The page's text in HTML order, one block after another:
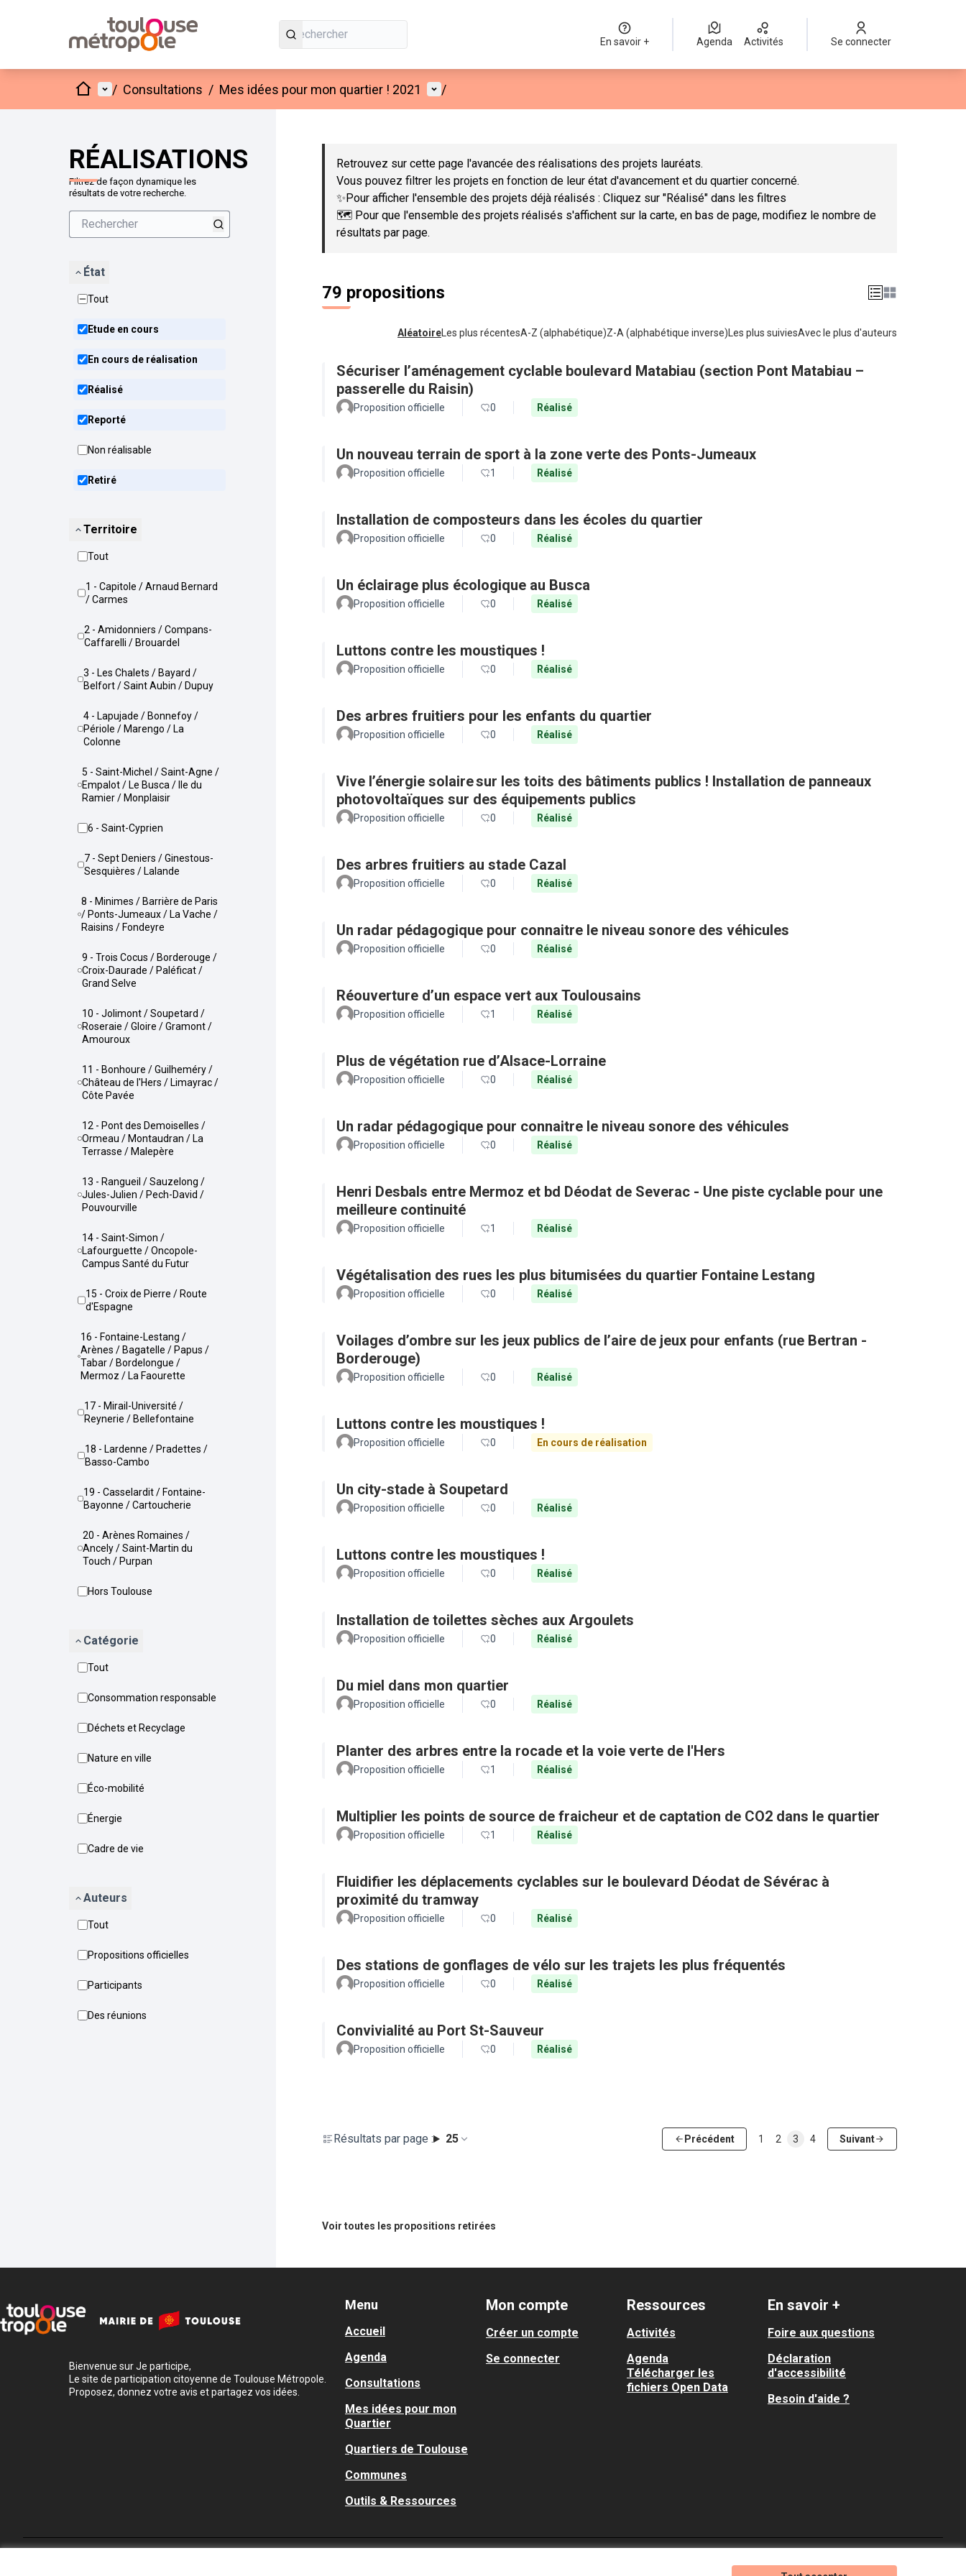
En savoir + Agenda Activités Se connecter
AccueilMenu principal
/ Consultations / Mes idées pour mon quartier ! 2021 Menu utilisateur
/
RÉALISATIONS
Filtrez de façon dynamique les
résultats de votre recherche.
État
Tout
Etude en cours
En cours de réalisation
Réalisé
Reporté
Non réalisable
Retiré
Territoire
Tout
1 - Capitole / Arnaud Bernard
/ Carmes
2 - Amidonniers / Compans-
Caffarelli / Brouardel
3 - Les Chalets / Bayard /
Belfort / Saint Aubin / Dupuy
4 - Lapujade / Bonnefoy /
Périole / Marengo / La
Colonne
5 - Saint-Michel / Saint-Agne /
Empalot / Le Busca / Ile du
Ramier / Monplaisir
6 - Saint-Cyprien
7 - Sept Deniers / Ginestous-
Sesquières / Lalande
8 - Minimes / Barrière de Paris
/ Ponts-Jumeaux / La Vache /
Raisins / Fondeyre
9 - Trois Cocus / Borderouge /
Croix-Daurade / Paléficat /
Grand Selve
10 - Jolimont / Soupetard /
Roseraie / Gloire / Gramont /
Amouroux
11 - Bonhoure / Guilheméry /
Château de l'Hers / Limayrac /
Côte Pavée
12 - Pont des Demoiselles /
Ormeau / Montaudran / La
Terrasse / Malepère
13 - Rangueil / Sauzelong /
Jules-Julien / Pech-David /
Pouvourville
14 - Saint-Simon /
Lafourguette / Oncopole-
Campus Santé du Futur
15 - Croix de Pierre / Route
d'Espagne
16 - Fontaine-Lestang /
Arènes / Bagatelle / Papus /
Tabar / Bordelongue /
Mermoz / La Faourette
17 - Mirail-Université /
Reynerie / Bellefontaine
18 - Lardenne / Pradettes /
Basso-Cambo
19 - Casselardit / Fontaine-
Bayonne / Cartoucherie
20 - Arènes Romaines /
Ancely / Saint-Martin du
Touch / Purpan
Hors Toulouse
Catégorie
Tout
Consommation responsable
Déchets et Recyclage
Nature en ville
Éco-mobilité
Énergie
Cadre de vie
Auteurs
Tout
Propositions officielles
Participants
Des réunions
Passer la carte
Retrouvez sur cette page l'avancée des réalisations des projets lauréats.
Vous pouvez filtrer les projets en fonction de leur état d'avancement et du quartier concerné.
✨Pour afficher l'ensemble des projets déjà réalisés : Cliquez sur "Réalisé" dans les filtres
🗺️ Pour que l'ensemble des projets réalisés s'affichent sur la carte, en bas de page, modifiez le nombre de
résultats par page.
79 propositions
Aléatoire Les plus récentesA-Z (alphabétique)Z-A (alphabétique inverse) Les plus suiviesAvec le plus d'auteurs
Sécuriser l’aménagement cyclable boulevard Matabiau (section Pont Matabiau –
passerelle du Raisin)
Proposition officielle 0 Réalisé
Un nouveau terrain de sport à la zone verte des Ponts-Jumeaux
Proposition officielle 1 Réalisé
Installation de composteurs dans les écoles du quartier
Proposition officielle 0 Réalisé
Un éclairage plus écologique au Busca
Proposition officielle 0 Réalisé
Luttons contre les moustiques !
Proposition officielle 0 Réalisé
Des arbres fruitiers pour les enfants du quartier
Proposition officielle 0 Réalisé
Vive l’énergie solaire sur les toits des bâtiments publics ! Installation de panneaux
photovoltaïques sur des équipements publics
Proposition officielle 0 Réalisé
Des arbres fruitiers au stade Cazal
Proposition officielle 0 Réalisé
Un radar pédagogique pour connaitre le niveau sonore des véhicules
Proposition officielle 0 Réalisé
Réouverture d’un espace vert aux Toulousains
Proposition officielle 1 Réalisé
Plus de végétation rue d’Alsace-Lorraine
Proposition officielle 0 Réalisé
Un radar pédagogique pour connaitre le niveau sonore des véhicules
Proposition officielle 0 Réalisé
Henri Desbals entre Mermoz et bd Déodat de Severac - Une piste cyclable pour une
meilleure continuité
Proposition officielle 1 Réalisé
Végétalisation des rues les plus bitumisées du quartier Fontaine Lestang
Proposition officielle 0 Réalisé
Voilages d’ombre sur les jeux publics de l’aire de jeux pour enfants (rue Bertran -
Borderouge)
Proposition officielle 0 Réalisé
Luttons contre les moustiques !
Proposition officielle 0 En cours de réalisation
Un city-stade à Soupetard
Proposition officielle 0 Réalisé
Luttons contre les moustiques !
Proposition officielle 0 Réalisé
Installation de toilettes sèches aux Argoulets
Proposition officielle 0 Réalisé
Du miel dans mon quartier
Proposition officielle 0 Réalisé
Planter des arbres entre la rocade et la voie verte de l'Hers
Proposition officielle 1 Réalisé
Multiplier les points de source de fraicheur et de captation de CO2 dans le quartier
Proposition officielle 1 Réalisé
Fluidifier les déplacements cyclables sur le boulevard Déodat de Sévérac à
proximité du tramway
Proposition officielle 0 Réalisé
Des stations de gonflages de vélo sur les trajets les plus fréquentés
Proposition officielle 0 Réalisé
Convivialité au Port St-Sauveur
Proposition officielle 0 Réalisé
Résultats par page : 25 Précédent 1 2 3 4 Suivant
Voir toutes les propositions retirées
Bienvenue sur Je participe,
Le site de participation citoyenne de Toulouse Métropole.
Proposez, donnez votre avis et partagez vos idées.
Menu
Accueil
Agenda
Consultations
Mes idées pour mon
Quartier
Quartiers de Toulouse
Communes
Outils & Ressources
Mon compte
Créer un compte
Se connecter
Ressources
Activités
Agenda
Télécharger les
fichiers Open Data
En savoir +
Foire aux questions
Déclaration
d'accessibilité
Besoin d'aide ?